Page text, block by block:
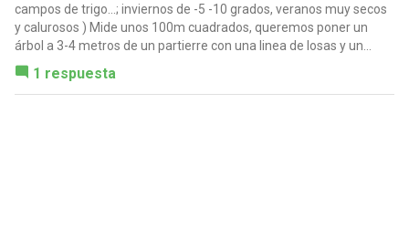
campos de trigo...; inviernos de -5 -10 grados, veranos muy secos
y calurosos ) Mide unos 100m cuadrados, queremos poner un
árbol a 3-4 metros de un partierre con una linea de losas y un...
1 respuesta